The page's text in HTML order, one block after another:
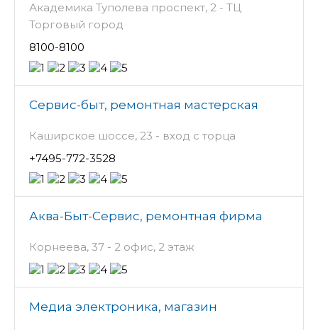
Академика Туполева проспект, 2 - ТЦ
Торговый город
8100-8100
Сервис-быт, ремонтная мастерская
Каширское шоссе, 23 - вход с торца
+7495-772-3528
Аква-Быт-Сервис, ремонтная фирма
Корнеева, 37 - 2 офис, 2 этаж
Медиа электроника, магазин